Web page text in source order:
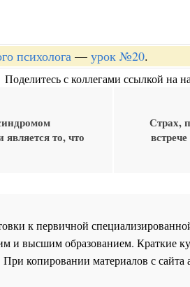
психолога — урок №20.
Поделитесь с коллегами ссылкой на
то, что
Страх,
к первичной
и высшим образованием. Краткие
При копировании материалов с сайта